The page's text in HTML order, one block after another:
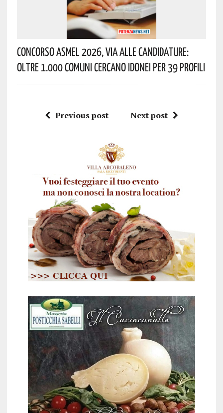
Concorso Asmel 2026, Via Alle Candidature:
Oltre 1.000 Comuni Cercano Idonei Per 39 Profili
Previous post Next post